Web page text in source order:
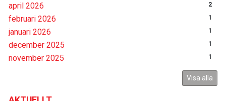
april 2026 2
februari 2026 1
januari 2026 1
december 2025 1
november 2025 1
Visa alla